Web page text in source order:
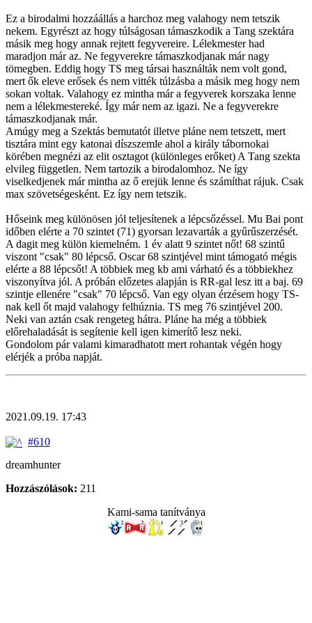
Ez a birodalmi hozzáállás a harchoz meg valahogy nem tetszik
nekem. Egyrészt az hogy túlságosan támaszkodik a Tang szektára
másik meg hogy annak rejtett fegyvereire. Lélekmester had
maradjon már az. Ne fegyverekre támaszkodjanak már nagy
tömegben. Eddig hogy TS meg társai használták nem volt gond,
mert ők eleve erősek és nem vitték túlzásba a másik meg hogy nem
sokan voltak. Valahogy ez mintha már a fegyverek korszaka lenne
nem a lélekmestereké. Így már nem az igazi. Ne a fegyverekre
támaszkodjanak már.
Amúgy meg a Szektás bemutatót illetve pláne nem tetszett, mert
tisztára mint egy katonai díszszemle ahol a király tábornokai
körében megnézi az elit osztagot (különleges erőket) A Tang szekta
elvileg független. Nem tartozik a birodalomhoz. Ne így
viselkedjenek már mintha az ő erejük lenne és számíthat rájuk. Csak
max szövetségesként. Ez így nem tetszik.
Hőseink meg különösen jól teljesítenek a lépcsőzéssel. Mu Bai pont
időben elérte a 70 szintet (71) gyorsan lezavarták a gyűrűszerzését.
A dagit meg külön kiemelném. 1 év alatt 9 szintet nőt! 68 szintű
viszont "csak" 80 lépcső. Oscar 68 szintjével mint támogató mégis
elérte a 88 lépcsőt! A többiek meg kb ami várható és a többiekhez
viszonyítva jól. A próbán előzetes alapján is RR-gal lesz itt a baj. 69
szintje ellenére "csak" 70 lépcső. Van egy olyan érzésem hogy TS-
nak kell őt majd valahogy felhúznia. TS meg 76 szintjével 200.
Neki van aztán csak rengeteg hátra. Pláne ha még a többiek
előrehaladását is segítenie kell igen kimerítő lesz neki.
Gondolom pár valami kimaradhatott mert rohantak végén hogy
elérjék a próba napját.
2021.09.19. 17:43
#610
dreamhunter
Hozzászólások: 211
Kami-sama tanítványa